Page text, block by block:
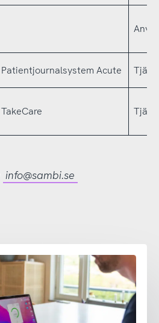
Patientjournalsystem Acute
TakeCare
info@sambi.se